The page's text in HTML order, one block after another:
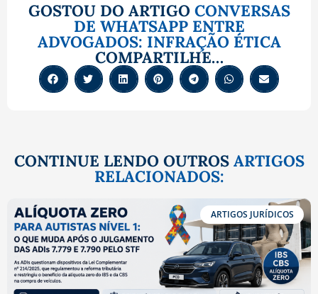
GOSTOU DO ARTIGO CONVERSAS
DE WHATSAPP ENTRE
ADVOGADOS: INFRAÇÃO ÉTICA
COMPARTILHE…
CONTINUE LENDO OUTROS ARTIGOS
RELACIONADOS:
ARTIGOS JURÍDICOS